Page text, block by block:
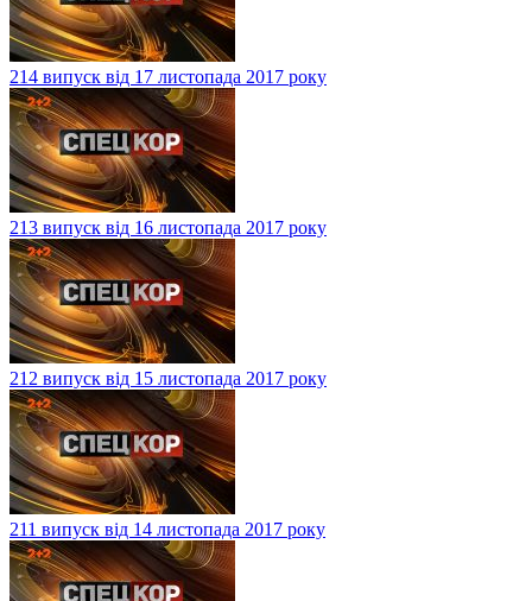
214 випуск від 17 листопада 2017 року
213 випуск від 16 листопада 2017 року
212 випуск від 15 листопада 2017 року
211 випуск від 14 листопада 2017 року